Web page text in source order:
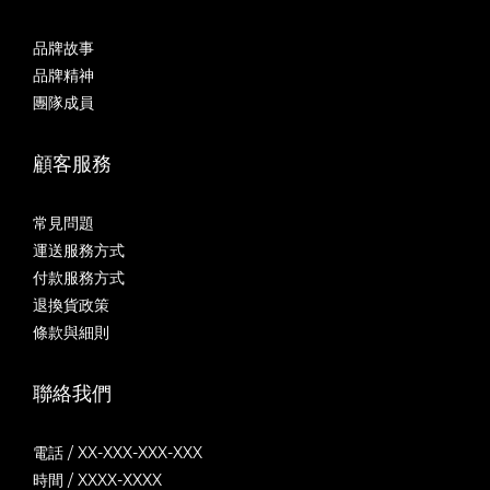
品牌故事
品牌精神
團隊成員
顧客服務
常見問題
運送服務方式
付款服務方式
退換貨政策
條款與細則
聯絡我們
電話 / XX-XXX-XXX-XXX
時間 / XXXX-XXXX